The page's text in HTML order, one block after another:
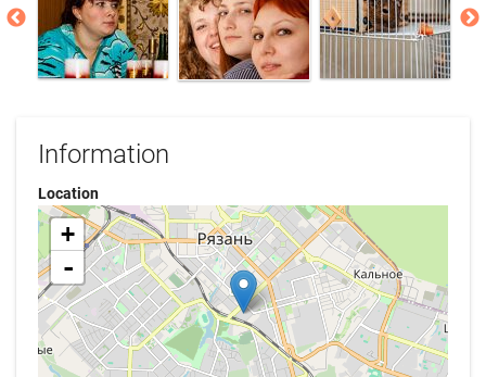
Information
Location
+
-